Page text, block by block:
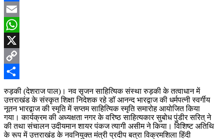
Facebook
Email
WhatsApp
X
Copy
Link
Share
रुड़की (देशराज पाल)। नव सृजन साहित्यिक संस्था रुड़की के तत्वाधान में
उत्तराखंड के संस्कृत शिक्षा निदेशक रहे डॉ आनन्द भारद्वाज की धर्मपत्नी स्वर्गीय
नूतन भारद्वाज की स्मृति में सप्तम साहित्यिक स्मृति समारोह आयोजित किया
गया। कार्यक्रम की अध्यक्षता नगर के वरिष्ठ साहित्यकार सुबोध पुंडीर सरित् ने
की तथा संचालन उदीयमान शायर पंकज त्यागी असीम ने किया। विशिष्ट अतिथि
के रूप में उत्तराखंड के नवनियुक्त मंत्री प्रदीप बत्रा विक्रमशिला हिंदी